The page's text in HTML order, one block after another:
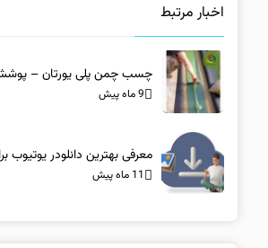
اخبار مرتبط
چسب چمن پلی یورتان –
9 ماه پیش
معرفی بهترین دانلودر یوتیوب
11 ماه پیش